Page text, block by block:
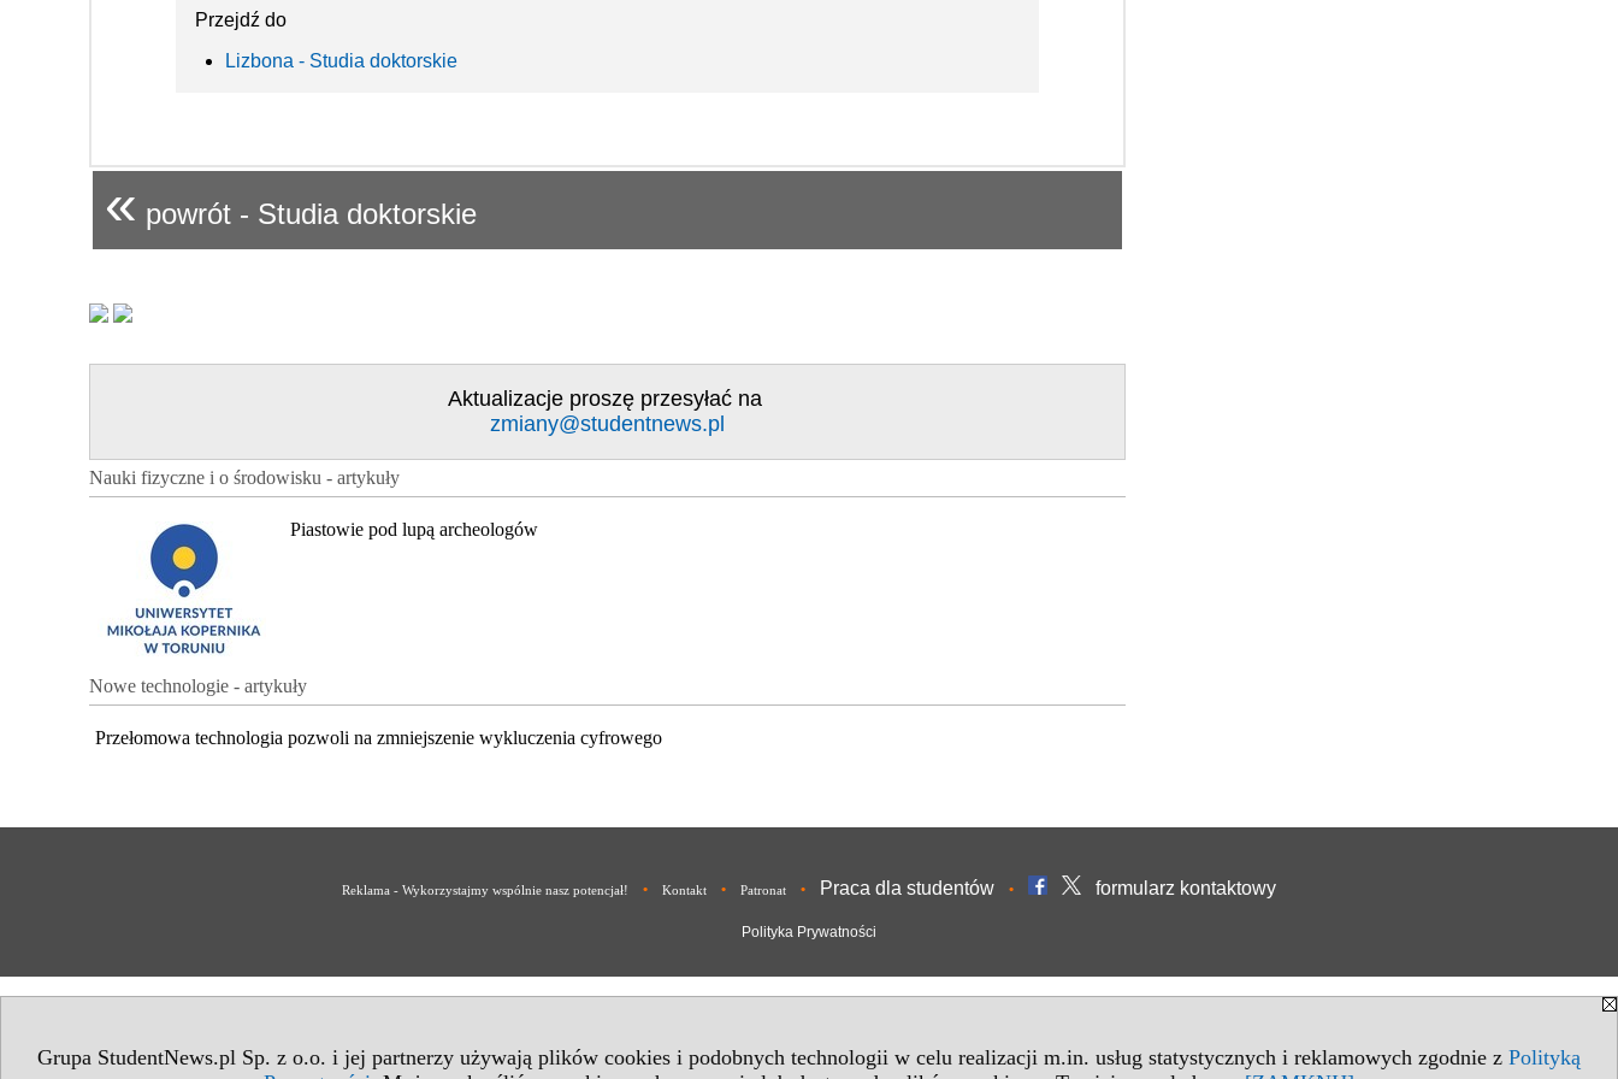
Grupa StudentNews.pl Sp. z o.o. i jej partnerzy używają plików cookies i podobnych technologii w celu realizacji m.in. usług statystycznych i reklamowych zgodnie z Polityką
Przejdź do
Lizbona - Studia doktorskie
« powrót - Studia doktorskie
Aktualizacje proszę przesyłać na
zmiany@studentnews.pl
Nauki fizyczne i o środowisku - artykuły
Piastowie pod lupą archeologów
Nowe technologie - artykuły
Przełomowa technologia pozwoli na zmniejszenie wykluczenia cyfrowego
Reklama - Wykorzystajmy wspólnie nasz potencjał! • Kontakt • Patronat • Praca dla studentów • formularz kontaktowy
Polityka Prywatności